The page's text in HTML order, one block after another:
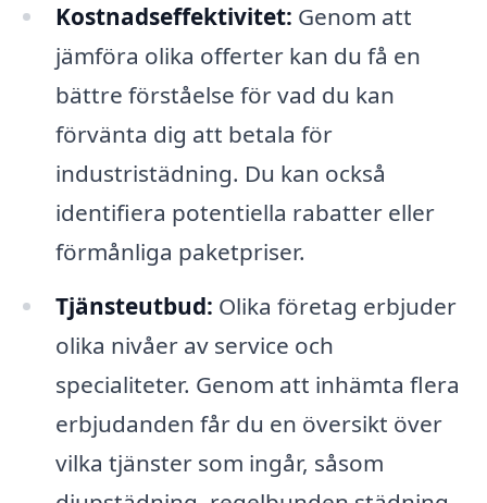
Kostnadseffektivitet: Genom att
jämföra olika offerter kan du få en
bättre förståelse för vad du kan
förvänta dig att betala för
industristädning. Du kan också
identifiera potentiella rabatter eller
förmånliga paketpriser.
Tjänsteutbud: Olika företag erbjuder
olika nivåer av service och
specialiteter. Genom att inhämta flera
erbjudanden får du en översikt över
vilka tjänster som ingår, såsom